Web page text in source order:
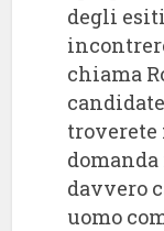
degli
chiama
troverete
domanda
davvero
uomo